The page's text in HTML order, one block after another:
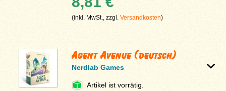
(inkl. MwSt., zzgl.Versandkosten)
Agent Avenue (deutsch)
Nerdlab Games
Artikel ist vorrätig.